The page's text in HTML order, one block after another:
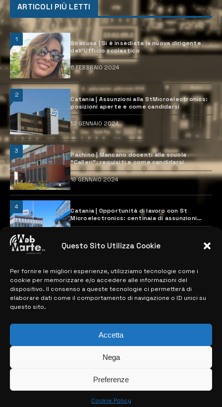
Questo Sito Utilizza Cookie
Per fornire le migliori esperienze, utilizziamo tecnologie come i
cookie per memorizzare e/o accedere alle informazioni del
dispositivo. Il consenso a queste tecnologie ci permetterà di
elaborare dati come il comportamento di navigazione o ID unici su
questo sito.
Accetta
Nega
Preferenze
Cookie Policy
ARTICOLI PIÙ LETTI
1
Siracusa | Si è insediata la nuova dirigente
dell’Ufficio scolastico
6 FEBBRAIO 2024
2
Catania | Assunzioni alla StMicroelectronics:
posizioni aperte e come candidarsi
12 GENNAIO 2024
3
Pachino | Mancano docenti alla scuola
“Calleri”: requisiti e come candidarsi
18 GENNAIO 2024
4
Catania | Opportunità di lavoro con St
Microelectronics: centinaia di assunzioni
previste
MAPPA DEL SITO
> NOTIZIE